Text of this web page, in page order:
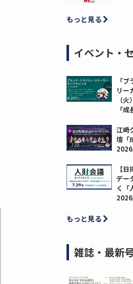
もっと見る
イベント・
「
リー
（
「
江崎
壇「
【
デー
く「
もっと見る
雑誌・最新